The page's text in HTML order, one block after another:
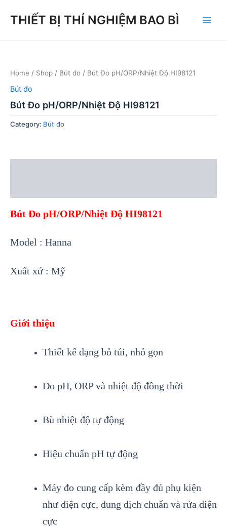
THIẾT BỊ THÍ NGHIỆM BAO BÌ
Home / Shop / Bút đo / Bút Đo pH/ORP/Nhiệt Độ HI98121
Bút đo
Bút Đo pH/ORP/Nhiệt Độ HI98121
Category: Bút đo
Bút Đo pH/ORP/Nhiệt Độ HI98121
Model : Hanna
Xuất xứ : Mỹ
Giới thiệu
Thiết kế dạng bỏ túi, nhỏ gọn
Đo pH, ORP và nhiệt độ đồng thời
Bù nhiệt độ tự động
Hiệu chuẩn pH tự động
Máy đo cung cấp kèm đầy đủ phụ kiện
như điện cực, dung dịch chuẩn và rửa điện
cực